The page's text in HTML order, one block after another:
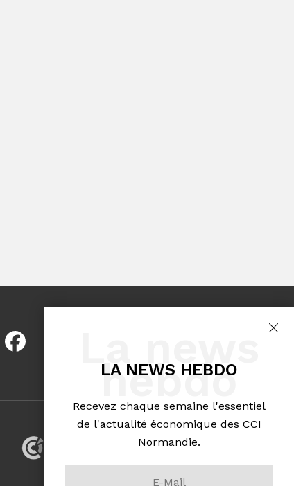
VOTRE RÉSEAU CCI
hebdo
LA NEWS HEBDO
Recevez chaque semaine l'essentiel
de l'actualité économique des CCI
Normandie.